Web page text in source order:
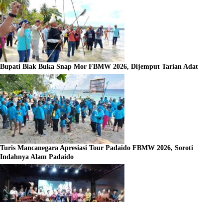
Bupati Biak Buka Snap Mor FBMW 2026, Dijemput Tarian Adat
Turis Mancanegara Apresiasi Tour Padaido FBMW 2026, Soroti
Indahnya Alam Padaido